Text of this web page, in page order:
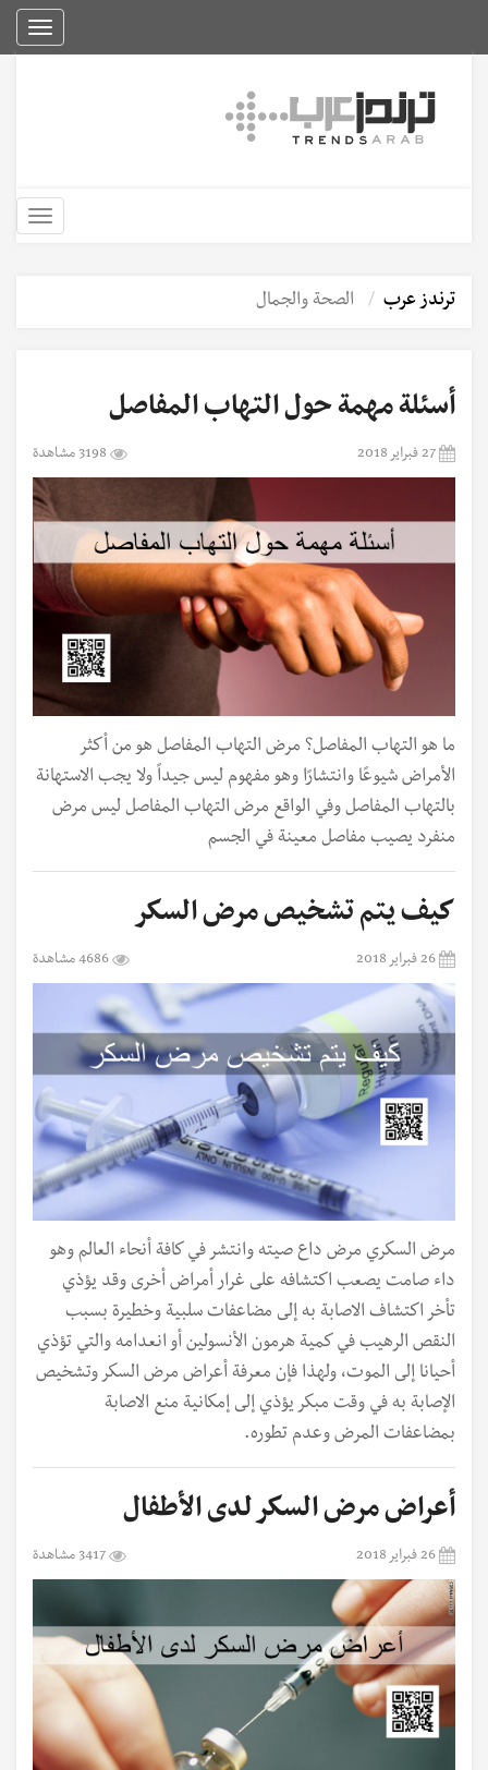
Toggle
Toggle
ترندز عرب الصحة والجمال
أسئلة مهمة حول التهاب المفاصل
27 فبراير 2018 3198 مشاهدة
ما هو التهاب المفاصل؟ مرض التهاب المفاصل هو من أكثر
الأمراض شيوعًا وانتشارًا وهو مفهوم ليس جيداً ولا يجب الاستهانة
بالتهاب المفاصل وفي الواقع مرض التهاب المفاصل ليس مرض
منفرد يصيب مفاصل معينة في الجسم
كيف يتم تشخيص مرض السكر
26 فبراير 2018 4686 مشاهدة
مرض السكري مرض داع صيته وانتشر في كافة أنحاء العالم وهو
داء صامت يصعب اكتشافه على غرار أمراض أخرى وقد يؤذي
تأخر اكتشاف الاصابة به إلى مضاعفات سلبية وخطيرة بسبب
النقص الرهيب في كمية هرمون الأنسولين أو انعدامه والتي تؤذي
أحيانا إلى الموت، ولهذا فإن معرفة أعراض مرض السكر وتشخيص
الإصابة به في وقت مبكر يؤذي إلى إمكانية منع الاصابة
بمضاعفات المرض وعدم تطوره.
أعراض مرض السكر لدى الأطفال
26 فبراير 2018 3417 مشاهدة